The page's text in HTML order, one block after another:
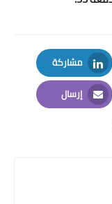
مشاركة
LinkedIn
إرسال
Email